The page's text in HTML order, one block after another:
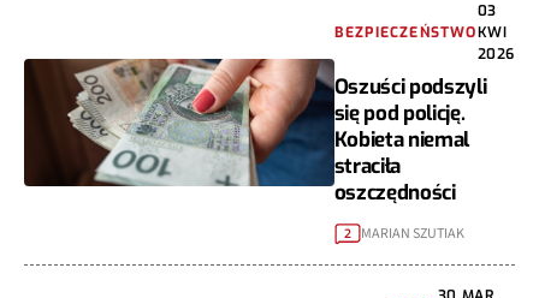
BEZPIECZEŃSTWO
03
KWI
2026
Oszuści podszyli
się pod policję.
Kobieta niemal
straciła
oszczędności
2 MARIAN SZUTIAK